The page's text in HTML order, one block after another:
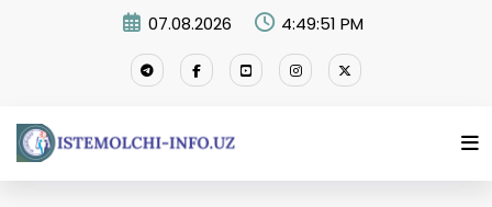
07.08.2026 4:49:52 PM